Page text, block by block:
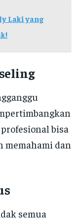
Laki yang
bisa
memahami dan
semua